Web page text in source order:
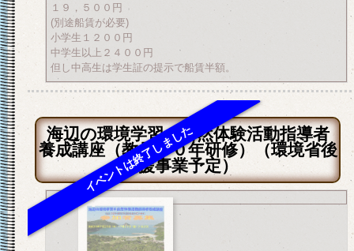
１９，５００円
(別途船賃が必要)
小学生１２００円
中学生以上２４００円
但し中高生は学生証の提示で船賃半額。
海辺の環境学習＆自然体験活動指導者
養成講座（教員１０年研修）（環境省後
援事業予定）